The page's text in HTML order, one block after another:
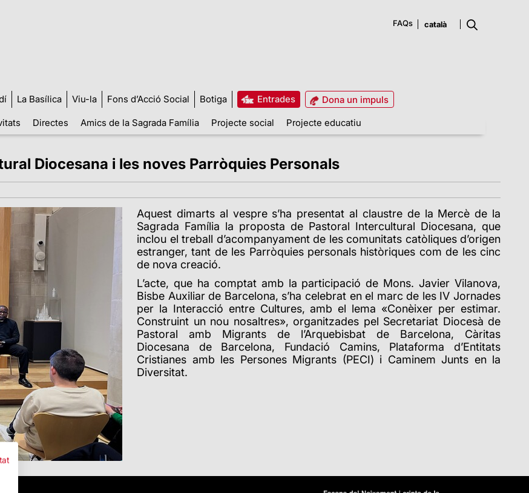
FAQs
La Basílica Viu-la Fons d’Acció Social Botiga Entrades
Dona un impuls
Directes Amics de la Sagrada Família Projecte social Projecte educatiu
Diocesana i les noves Parròquies Personals
Aquest dimarts al vespre s’ha presentat al claustre de la Mercè de la
Sagrada Família la proposta de Pastoral Intercultural Diocesana, que
inclou el treball d’acompanyament de les comunitats catòliques d’origen
estranger, tant de les Parròquies personals històriques com de les cinc
de nova creació.
L’acte, que ha comptat amb la participació de Mons. Javier Vilanova,
Bisbe Auxiliar de Barcelona, s’ha celebrat en el marc de les IV Jornades
per la Interacció entre Cultures, amb el lema «Conèixer per estimar.
Construint un nou nosaltres», organitzades pel Secretariat Diocesà de
Pastoral amb Migrants de l’Arquebisbat de Barcelona, Càritas
Diocesana de Barcelona, Fundació Camins, Plataforma d’Entitats
Cristianes amb les Persones Migrants (PECI) i Caminem Junts en la
Diversitat.